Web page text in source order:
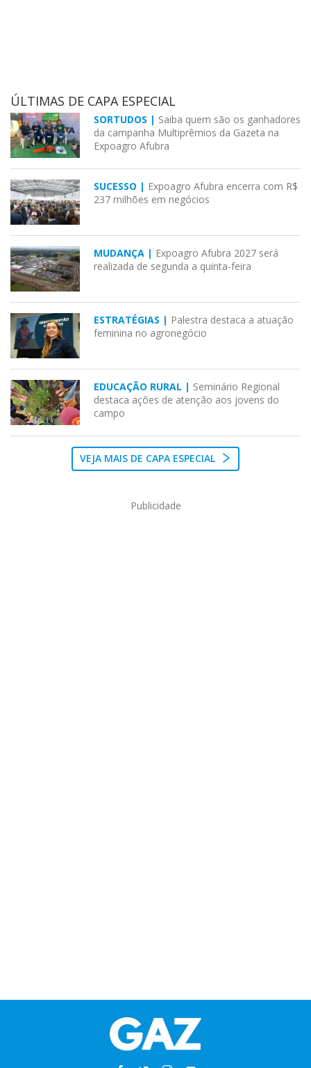
ÚLTIMAS DE CAPA ESPECIAL
SORTUDOS | Saiba quem são os ganhadores
da campanha Multiprêmios da Gazeta na
Expoagro Afubra
SUCESSO | Expoagro Afubra encerra com R$
237 milhões em negócios
MUDANÇA | Expoagro Afubra 2027 será
realizada de segunda a quinta-feira
ESTRATÉGIAS | Palestra destaca a atuação
feminina no agronegócio
EDUCAÇÃO RURAL | Seminário Regional
destaca ações de atenção aos jovens do
campo
VEJA MAIS DE CAPA ESPECIAL
Publicidade